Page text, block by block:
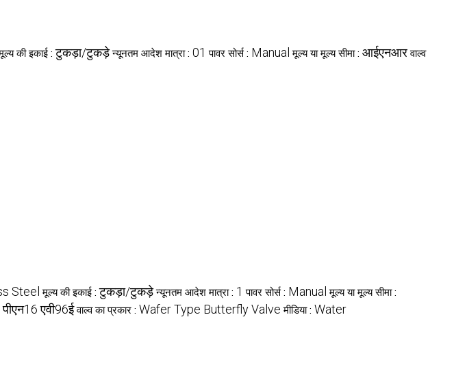
की इकाई :टुकड़ा/टुकड़े न्यूनतम आदेश मात्रा : 01 पावर सोर्स : Manual मूल्य या मूल्य सीमा : आईएनआर वाल्व
Steel मूल्य की इकाई :टुकड़ा/टुकड़े न्यूनतम आदेश मात्रा : 1 पावर सोर्स : Manual मूल्य या मूल्य सीमा :
एवी96ई वाल्व का प्रकार : Wafer Type Butterfly Valve मीडिया : Water